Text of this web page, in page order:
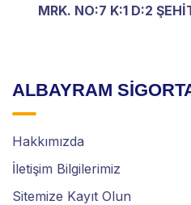
MRK. NO:7 K:1 D:2
ALBAYRAM
Hakkımızda
İletişim Bilgilerimiz
Sitemize Kayıt Olun